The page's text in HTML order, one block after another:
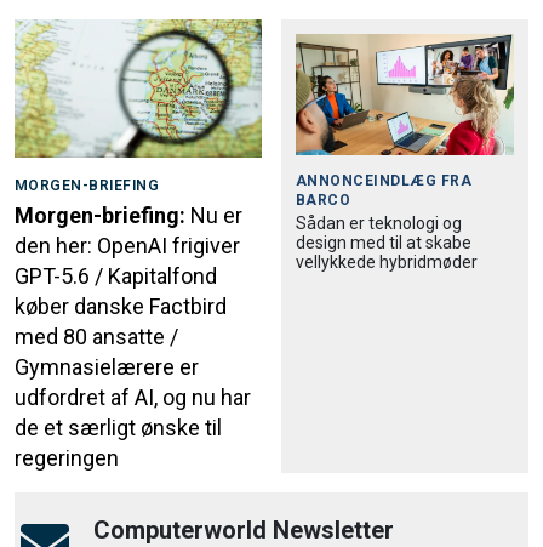
MORGEN-BRIEFING
Morgen-briefing: Nu er
den her: OpenAI frigiver
GPT-5.6 / Kapitalfond
køber danske Factbird
med 80 ansatte /
Gymnasielærere er
udfordret af AI, og nu har
de et særligt ønske til
regeringen
ANNONCEINDLÆG FRA
BARCO
Sådan er teknologi og
design med til at skabe
vellykkede hybridmøder
Computerworld Newsletter